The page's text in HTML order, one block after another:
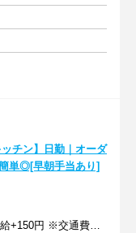
ッチン】日勤｜オーダ
単◎[早朝手当あり]
時給1070円～【早朝】時給+150円 ※交通費支給